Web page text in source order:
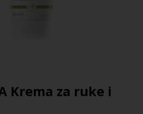
Krema za ruke i